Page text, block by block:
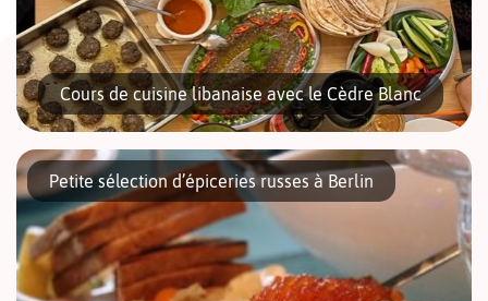
Cours de cuisine libanaise avec le Cèdre Blanc
La cuisine libanaise a le vent en poupe et pour cause !
Petite sélection d’épiceries russes à Berlin